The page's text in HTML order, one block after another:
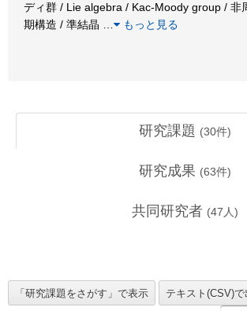
ディ群 / Lie algebra / Kac-Moody group / 非
期構造 / 準結晶
もっと見る
研究課題 (30件)
研究成果 (63件)
共同研究者 (47 人)